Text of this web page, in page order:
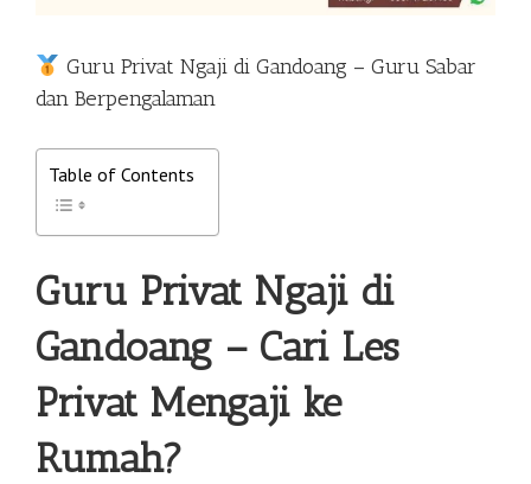
Guru Privat Ngaji di Gandoang – Guru Sabar
dan Berpengalaman
Table of Contents
Guru Privat Ngaji di
Gandoang – Cari Les
Privat Mengaji ke
Rumah?